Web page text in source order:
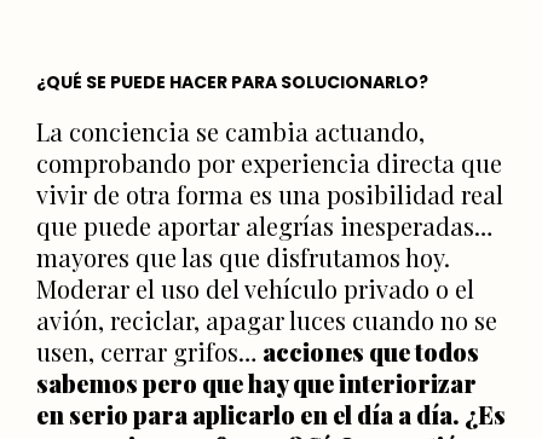
¿QUÉ SE PUEDE HACER PARA SOLUCIONARLO?
La conciencia se cambia actuando,
comprobando por experiencia directa que
vivir de otra forma es una posibilidad real
que puede aportar alegrías inesperadas…
mayores que las que disfrutamos hoy.
Moderar el uso del vehículo privado o el
avión, reciclar, apagar luces cuando no se
usen, cerrar grifos… acciones que todos
sabemos pero que hay que interiorizar
en serio para aplicarlo en el día a día. ¿Es